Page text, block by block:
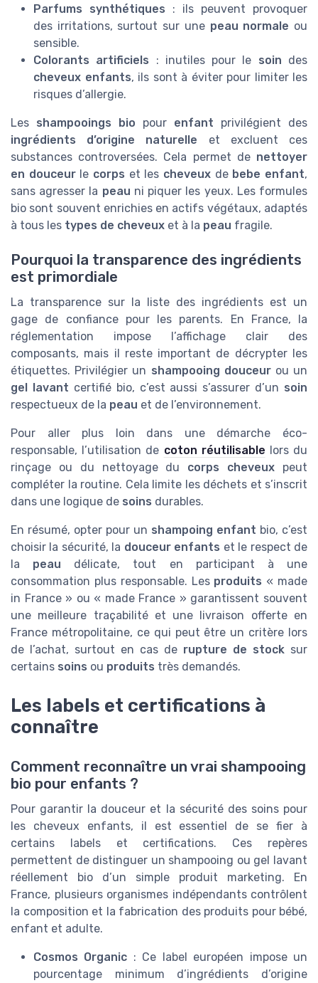
Parfums synthétiques : ils peuvent provoquer
des irritations, surtout sur une peau normale ou
sensible.
Colorants artificiels : inutiles pour le soin des
cheveux enfants, ils sont à éviter pour limiter les
risques d’allergie.
Les shampooings bio pour enfant privilégient des
ingrédients d’origine naturelle et excluent ces
substances controversées. Cela permet de nettoyer
en douceurle corps et les cheveux de bebe enfant,
sans agresser la peau ni piquer les yeux. Les formules
bio sont souvent enrichies en actifs végétaux, adaptés
à tous les types de cheveux et à la peau fragile.
Pourquoi la transparence des ingrédients
est primordiale
La transparence sur la liste des ingrédients est un
gage de confiance pour les parents. En France, la
réglementation impose l’affichage clair des
composants, mais il reste important de décrypter les
étiquettes. Privilégier un shampooing douceurou un
gel lavant certifié bio, c’est aussi s’assurer d’un soin
respectueux de la peau et de l’environnement.
Pour aller plus loin dans une démarche éco-
responsable, l’utilisation de coton réutilisable lors du
rinçage ou du nettoyage du corps cheveux peut
compléter la routine. Cela limite les déchets et s’inscrit
dans une logique de soins durables.
En résumé, opter pour un shampoing enfant bio, c’est
choisir la sécurité, la douceur enfants et le respect de
la peau délicate, tout en participant à une
consommation plus responsable. Les produits « made
in France » ou « made France » garantissent souvent
une meilleure traçabilité et une livraison offerte en
France métropolitaine, ce qui peut être un critère lors
de l’achat, surtout en cas de rupture de stock sur
certains soins ou produits très demandés.
Les labels et certifications à
connaître
Comment reconnaître un vrai shampooing
bio pour enfants ?
Pour garantir la douceur et la sécurité des soins pour
les cheveux enfants, il est essentiel de se fier à
certains labels et certifications. Ces repères
permettent de distinguer un shampooing ou gel lavant
réellement bio d’un simple produit marketing. En
France, plusieurs organismes indépendants contrôlent
la composition et la fabrication des produits pour bébé,
enfant et adulte.
Cosmos Organic : Ce label européen impose un
pourcentage minimum d’ingrédients d’origine